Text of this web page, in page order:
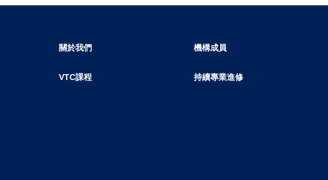
關於我們 機構成員
VTC課程 持續專業進修